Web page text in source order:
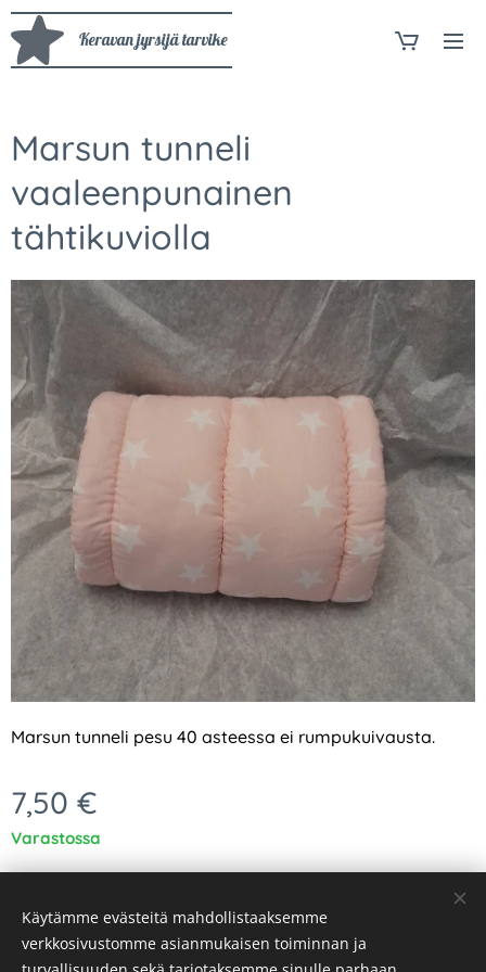
Keravan jyrsijä tarvike
Marsun tunneli
vaaleenpunainen
tähtikuviolla
Marsun tunneli pesu 40 asteessa ei rumpukuivausta.
7,50 €
Varastossa
Käytämme evästeitä mahdollistaaksemme
verkkosivustomme asianmukaisen toiminnan ja